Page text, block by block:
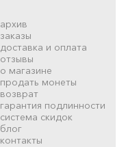
архив
заказы
доставка и оплата
отзывы
о магазине
продать монеты
возврат
гарантия подлинности
система скидок
блог
контакты